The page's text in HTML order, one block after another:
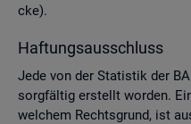
cke).
Haf­tungs­aus­schluss
Jede von der Sta­tis­tik der
sorg­fäl­tig er­stellt wor­den.
wel­chem Rechts­grund, ist